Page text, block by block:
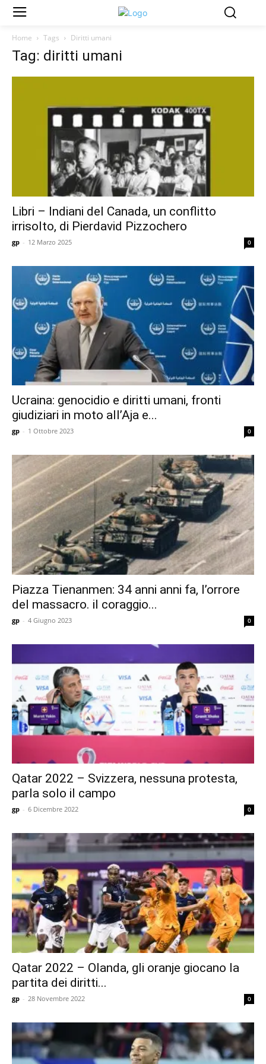
Home Tags Diritti umani
Tag: diritti umani
Libri – Indiani del Canada, un conflitto
irrisolto, di Pierdavid Pizzochero
gp - 12 Marzo 2025 0
Ucraina: genocidio e diritti umani, fronti
giudiziari in moto all’Aja e...
gp - 1 Ottobre 2023 0
Piazza Tienanmen: 34 anni anni fa, l’orrore
del massacro. il coraggio...
gp - 4 Giugno 2023 0
Qatar 2022 – Svizzera, nessuna protesta,
parla solo il campo
gp - 6 Dicembre 2022 0
Qatar 2022 – Olanda, gli oranje giocano la
partita dei diritti...
gp - 28 Novembre 2022 0